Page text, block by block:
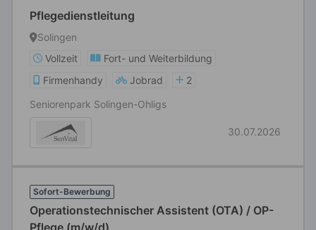
Pflegedienstleitung
Solingen
Vollzeit
Fort- und Weiterbildung
Firmenhandy
Jobrad
2
Seniorenpark Solingen-Ohligs
30.07.2026
Sofort-Bewerbung
Operationstechnischer Assistent (OTA) / OP-
Pflege (m/w/d)